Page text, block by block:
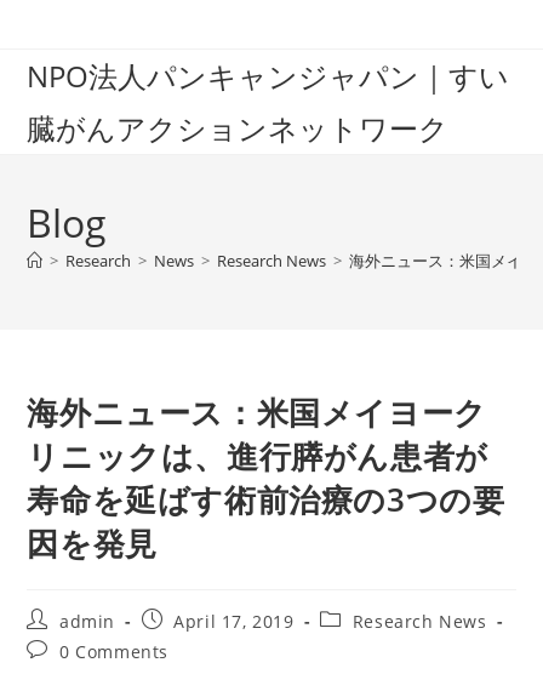
contentNPO法人パンキャンジャパン｜すい
臓がんアクションネットワーク
Blog
> Research > News > Research News > 海外ニュース：米国メイ
海外ニュース：米国メイヨーク
リニックは、進行膵がん患者が
寿命を延ばす術前治療の3つの要
因を発見
Post
author:
admin
Post
published:
April 17, 2019
PostResearch News
Post0 Comments